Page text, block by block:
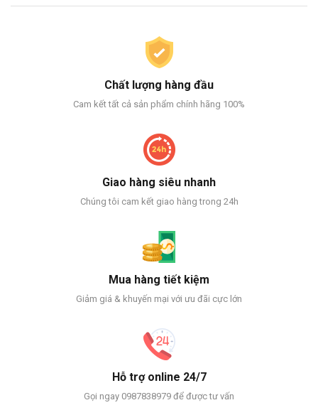
Chất lượng hàng đầu
Cam kết tất cả sản phẩm chính hãng 100%
Giao hàng siêu nhanh
Chúng tôi cam kết giao hàng trong 24h
Mua hàng tiết kiệm
Giảm giá & khuyến mại với ưu đãi cực lớn
Hỗ trợ online 24/7
Gọi ngay 0987838979 để được tư vấn